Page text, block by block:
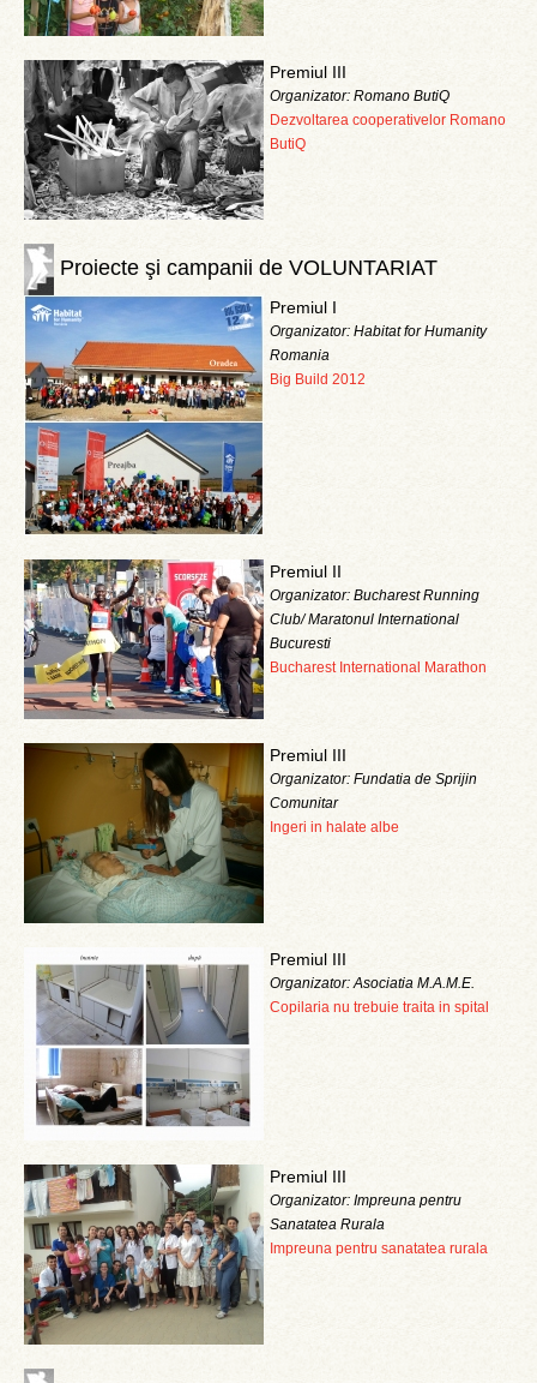
Premiul III
Organizator: Romano ButiQ
Dezvoltarea cooperativelor Romano
ButiQ
Proiecte şi campanii de VOLUNTARIAT
Premiul I
Organizator: Habitat for Humanity
Romania
Big Build 2012
Premiul II
Organizator: Bucharest Running
Club/ Maratonul International
Bucuresti
Bucharest International Marathon
Premiul III
Organizator: Fundatia de Sprijin
Comunitar
Ingeri in halate albe
Premiul III
Organizator: Asociatia M.A.M.E.
Copilaria nu trebuie traita in spital
Premiul III
Organizator: Impreuna pentru
Sanatatea Rurala
Impreuna pentru sanatatea rurala